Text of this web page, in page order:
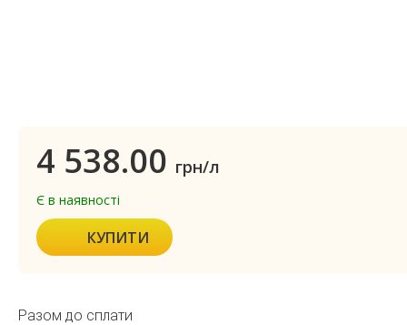
4 538.00 грн/л
Є в наявності
КУПИТИ
Разом до сплати